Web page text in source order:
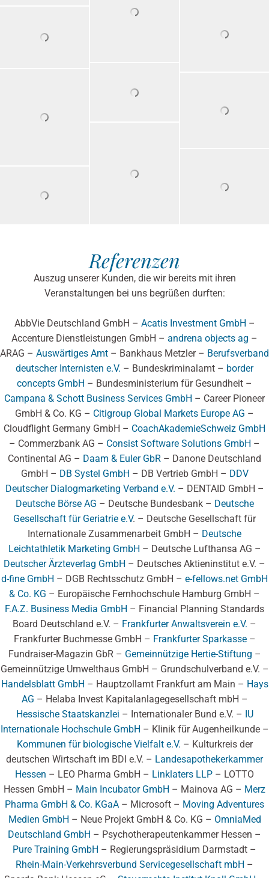
Referenzen
Auszug unserer Kunden, die wir bereits mit ihren
Veranstaltungen bei uns begrüßen durften:
AbbVie Deutschland GmbH – Acatis Investment GmbH –
Accenture Dienstleistungen GmbH – andrena objects ag –
ARAG – Auswärtiges Amt – Bankhaus Metzler – Berufsverband
deutscher Internisten e.V. – Bundeskriminalamt – border
concepts GmbH – Bundesministerium für Gesundheit –
Campana & Schott Business Services GmbH – Career Pioneer
GmbH & Co. KG – Citigroup Global Markets Europe AG –
Cloudflight Germany GmbH – CoachAkademieSchweiz GmbH
– Commerzbank AG – Consist Software Solutions GmbH –
Continental AG – Daam & Euler GbR – Danone Deutschland
GmbH – DB Systel GmbH – DB Vertrieb GmbH – DDV
Deutscher Dialogmarketing Verband e.V. – DENTAID GmbH –
Deutsche Börse AG – Deutsche Bundesbank – Deutsche
Gesellschaft für Geriatrie e.V. – Deutsche Gesellschaft für
Internationale Zusammenarbeit GmbH – Deutsche
Leichtathletik Marketing GmbH – Deutsche Lufthansa AG –
Deutscher Ärzteverlag GmbH – Deutsches Aktieninstitut e.V. –
d-fine GmbH – DGB Rechtsschutz GmbH – e-fellows.net GmbH
& Co. KG – Europäische Fernhochschule Hamburg GmbH –
F.A.Z. Business Media GmbH – Financial Planning Standards
Board Deutschland e.V. – Frankfurter Anwaltsverein e.V. –
Frankfurter Buchmesse GmbH – Frankfurter Sparkasse–
Fundraiser-Magazin GbR – Gemeinnützige Hertie-Stiftung –
Gemeinnützige Umwelthaus GmbH – Grundschulverband e.V. –
Handelsblatt GmbH – Hauptzollamt Frankfurt am Main – Hays
AG – Helaba Invest Kapitalanlagegesellschaft mbH –
Hessische Staatskanzlei – Internationaler Bund e.V. – IU
Internationale Hochschule GmbH – Klinik für Augenheilkunde –
Kommunen für biologische Vielfalt e.V. – Kulturkreis der
deutschen Wirtschaft im BDI e.V. – Landesapothekerkammer
Hessen – LEO Pharma GmbH – Linklaters LLP – LOTTO
Hessen GmbH – Main Incubator GmbH – Mainova AG – Merz
Pharma GmbH & Co. KGaA – Microsoft – Moving Adventures
Medien GmbH – Neue Projekt GmbH & Co. KG – OmniaMed
Deutschland GmbH – Psychotherapeutenkammer Hessen –
Pure Training GmbH – Regierungspräsidium Darmstadt –
Rhein-Main-Verkehrsverbund Servicegesellschaft mbH –